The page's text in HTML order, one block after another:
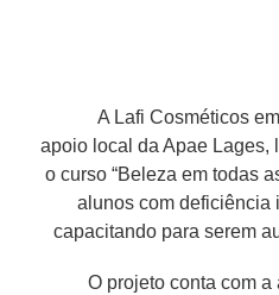
A Lafi Cosméticos
apoio local da Apae Lages,
o curso “Beleza em todas
alunos com deficiência
capacitando para serem
O projeto conta com